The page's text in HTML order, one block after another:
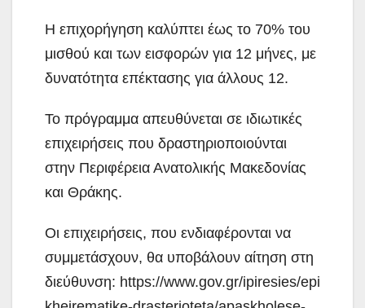
Η επιχορήγηση καλύπτει έως το 70% του
μισθού και των εισφορών για 12 μήνες, με
δυνατότητα επέκτασης για άλλους 12.
Το πρόγραμμα απευθύνεται σε ιδιωτικές
επιχειρήσεις που δραστηριοποιούνται
στην Περιφέρεια Ανατολικής Μακεδονίας
και Θράκης.
Οι επιχειρήσεις, που ενδιαφέρονται να
συμμετάσχουν, θα υποβάλουν αίτηση στη
διεύθυνση: https://www.gov.gr/ipiresies/epi